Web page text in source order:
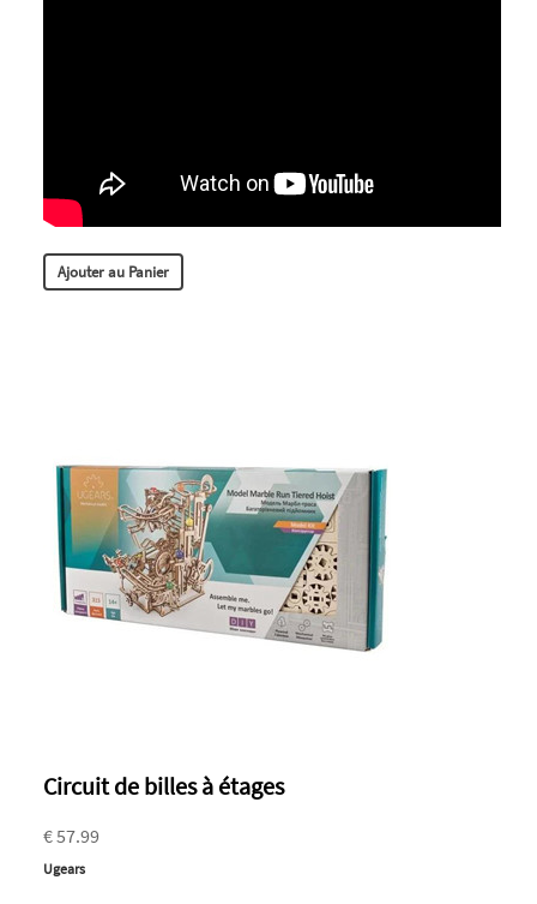
Ajouter au Panier
Circuit de billes à étages
€ 57.99
Ugears